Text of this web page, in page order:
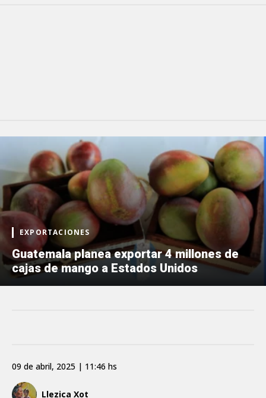
EXPORTACIONES
Guatemala planea exportar 4 millones de
cajas de mango a Estados Unidos
Llezica Xot
09 de abril, 2025 | 11:46 hs